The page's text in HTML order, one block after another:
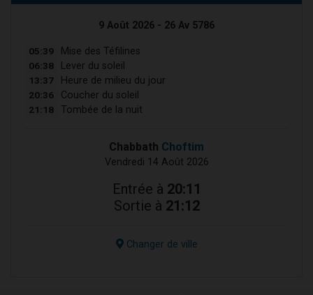
9 Août 2026 - 26 Av 5786
05:39 Mise des Téfilines
06:38 Lever du soleil
13:37 Heure de milieu du jour
20:36 Coucher du soleil
21:18 Tombée de la nuit
Chabbath Choftim
Vendredi 14 Août 2026
Entrée à 20:11
Sortie à 21:12
Changer de ville